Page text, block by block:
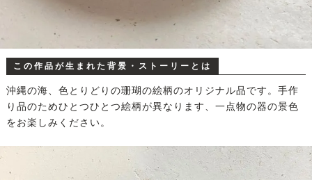
この作品が生まれた背景・ストーリーとは
沖縄の海、色とりどりの珊瑚の絵柄のオリジナル品です。手作
り品のためひとつひとつ絵柄が異なります、一点物の器の景色
をお楽しみください。